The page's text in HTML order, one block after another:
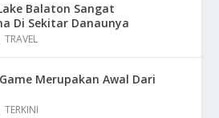
Balaton Sangat
Di Sekitar Danaunya
|TRAVEL
Merupakan Awal Dari
|TERKINI